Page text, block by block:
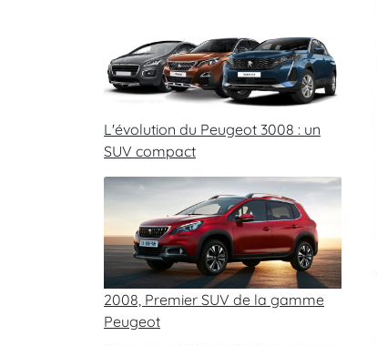
L'évolution du Peugeot 3008 : un
SUV compact
2008, Premier SUV de la gamme
Peugeot